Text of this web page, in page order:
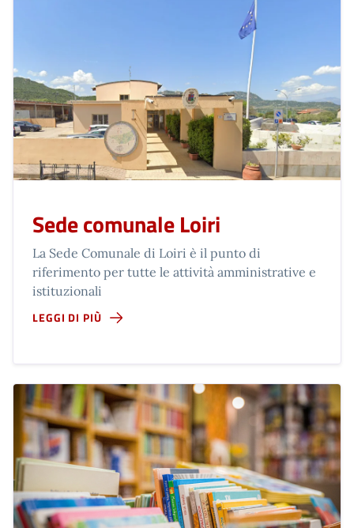
Sede comunale Loiri
La Sede Comunale di Loiri è il punto di
riferimento per tutte le attività amministrative e
istituzionali
LEGGI DI PIÙ